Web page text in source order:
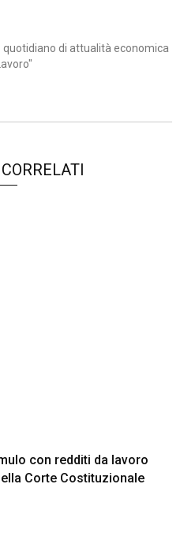
quotidiano di attualità economica
con redditi da lavoro
Corte Costituzionale